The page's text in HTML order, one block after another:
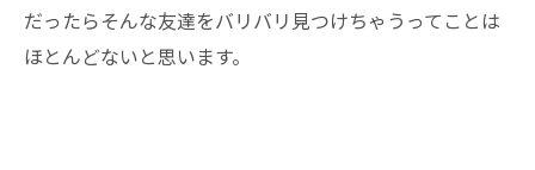
だったらそんな友達をバリバリ見つけちゃうってことは
ほとんどないと思います。